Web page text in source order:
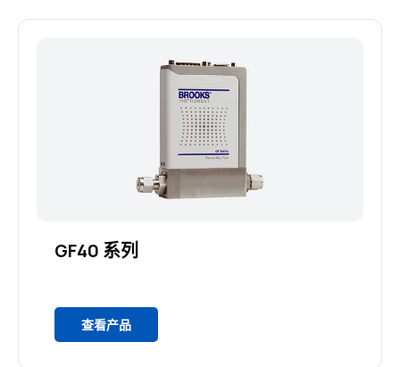
GF40 系列
查看产品